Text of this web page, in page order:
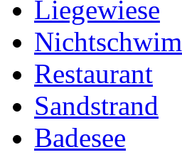
Liegewiese
Restaurant
Sandstrand
Badesee